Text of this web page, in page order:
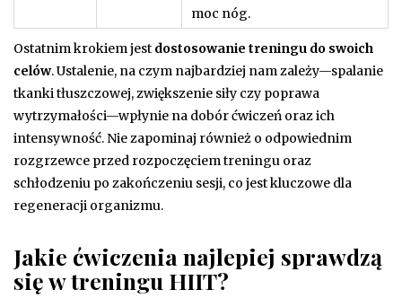
moc nóg.
Ostatnim krokiem jest dostosowanie treningu do swoich
celów. Ustalenie, na czym najbardziej nam zależy—spalanie
tkanki tłuszczowej, zwiększenie siły czy poprawa
wytrzymałości—wpłynie na dobór ćwiczeń oraz ich
intensywność. Nie zapominaj również o odpowiednim
rozgrzewce przed rozpoczęciem treningu oraz
schłodzeniu po zakończeniu sesji, co jest kluczowe dla
regeneracji organizmu.
Jakie ćwiczenia najlepiej sprawdzą
się w treningu HIIT?